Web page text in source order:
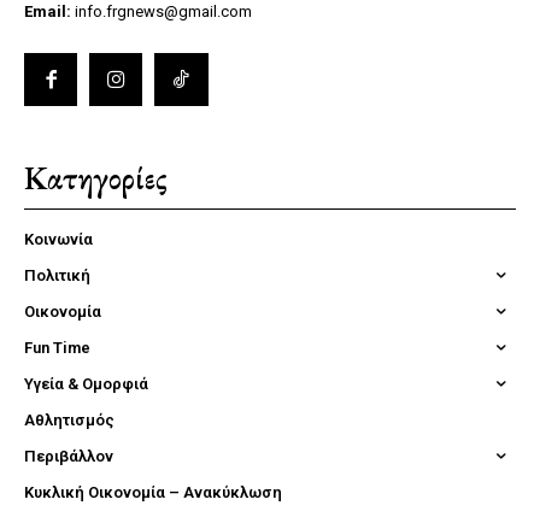
Email: info.frgnews@gmail.com
Κατηγορίες
Κοινωνία
Πολιτική
Οικονομία
Fun Time
Υγεία & Ομορφιά
Αθλητισμός
Περιβάλλον
Κυκλική Οικονομία – Ανακύκλωση